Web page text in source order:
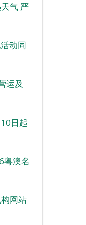
气 严
动同
运及
日起
粤澳名
网站